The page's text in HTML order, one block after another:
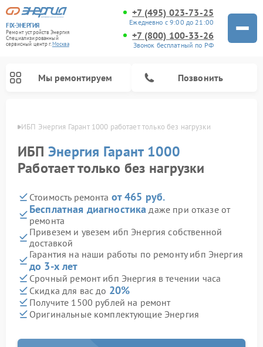
FIX-ЭНЕРГИЯ
Ремонт устройств Энергия
Специализированный
cервисный центр г.Москва
+7 (495) 023-73-25
Ежедневно с 9:00 до 21:00
+7 (800) 100-33-26
Звонок бесплатный по РФ
Мы ремонтируем Позвонить
ИБП Энергия Гарант 1000 работает только без нагрузки
ИБП Энергия Гарант 1000
Работает только без нагрузки
Стоимость ремонта от 465 руб.
Бесплатная диагностика даже при отказе от
ремонта
Привезем и увезем ибп Энергия собственной
доставкой
Гарантия на наши работы по ремонту ибп Энергия
до 3-х лет
Срочный ремонт ибп Энергия в течении часа
Скидка для вас до 20%
Получите 1500 рублей на ремонт
Оригинальные комплектующие Энергия